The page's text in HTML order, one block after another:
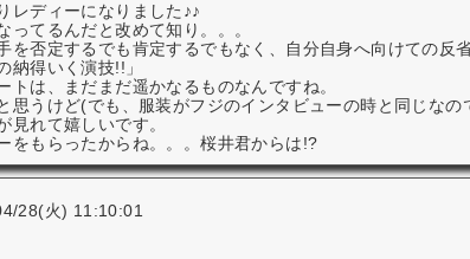
レディーになりました♪♪
ってるんだと改めて知り。。。
を否定するでも肯定するでもなく、自分自身へ向けての反省
納得いく演技!!」
トは、まだまだ遥かなるものなんですね。
思うけど(でも、服装がフジのインタビューの時と同じな
見れて嬉しいです。
をもらったからね。。。桜井君からは!?
28(火) 11:10:01